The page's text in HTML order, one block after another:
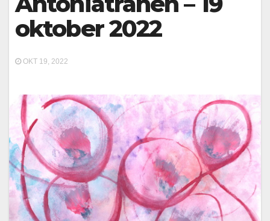
oktober 2022
OKT 19, 2022